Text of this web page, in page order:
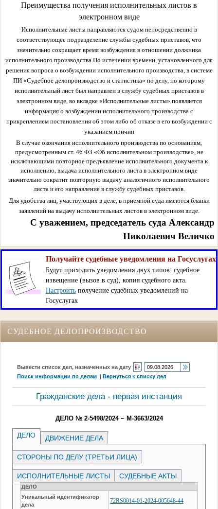
Преимущества получения исполнительных листов в
электронном виде
Исполнительные листы направляются судом непосредственно в
соответствующее подразделение службы судебных приставов, что
значительно сокращает время возбуждения в отношении должника
исполнительного производства.По истечении времени, установленного для
решения вопроса о возбуждении исполнительного производства, в системе
ПИ «Судебное делопроизводство и статистика» по делу, по которому
исполнительный лист был направлен в службу судебных приставов в
электронном виде, во вкладке «Исполнительные листы» появляется
информация о возбуждении исполнительного производства с
прикреплением постановления об этом либо об отказе в его возбуждении с
указанием причин
В случае окончания исполнительного производства по основаниям,
предусмотренным ст. 46 ФЗ «Об исполнительном производстве», не
исключающими повторное предъявление исполнительного документа к
исполнению, выдача исполнительного листа в электронном виде
значительно сократит повторную выдачу аналогичного исполнительного
листа и его направление в службу судебных приставов.
Для удобства лиц, участвующих в деле, в приемной суда имеются бланки
заявлений на выдачу исполнительных листов в электронном виде.
С уважением, председатель суда Александр
Николаевич Величко
Получайте судебные уведомления на Госуслугах
Будут приходить уведомления двух типов: судебное
извещение (вызов в суд), копия судебного акта.
Настроитьполучение судебных уведомлений на
Госуслугах
СУДЕБНОЕ ДЕЛОПРОИЗВОДСТВО
Вывести список дел, назначенных на дату
Поиск информации по делам |Вернуться к списку дел
Гражданские дела - первая инстанция
ДЕЛО № 2-5498/2024 ~ М-3663/2024
ДЕЛО ДВИЖЕНИЕ ДЕЛА
СТОРОНЫ ПО ДЕЛУ (ТРЕТЬИ ЛИЦА)
ИСПОЛНИТЕЛЬНЫЕ ЛИСТЫ СУДЕБНЫЕ АКТЫ
ДЕЛО
Уникальный идентификатор
дела
72RS0014-01-2024-005648-44